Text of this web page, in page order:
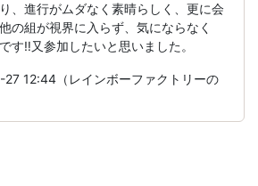
、進行がムダなく素晴らしく、更に会
の組が視界に入らず、気にならなく
す‼️又参加したいと思いました。
12:44（レインボーファクトリーの